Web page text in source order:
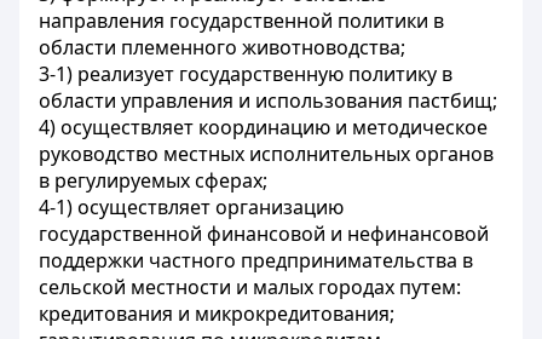
направления государственной политики в
области племенного животноводства;
3-1) реализует государственную политику в
области управления и использования пастбищ;
4) осуществляет координацию и методическое
руководство местных исполнительных органов
в регулируемых сферах;
4-1) осуществляет организацию
государственной финансовой и нефинансовой
поддержки частного предпринимательства в
сельской местности и малых городах путем:
кредитования и микрокредитования;